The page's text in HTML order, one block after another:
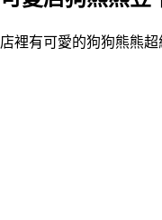
店裡有可愛的狗狗熊熊